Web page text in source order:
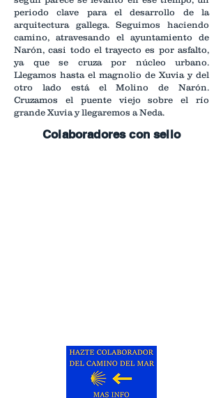
periodo clave para el desarrollo de la
arquitectura gallega. Seguimos haciendo
camino, atravesando el ayuntamiento de
Narón, casi todo el trayecto es por asfalto,
ya que se cruza por núcleo urbano.
Llegamos hasta el magnolio de Xuvia y del
otro lado está el Molino de Narón.
Cruzamos el puente viejo sobre el río
grande Xuvia y llegaremos a Neda.
Colaboradores con sello